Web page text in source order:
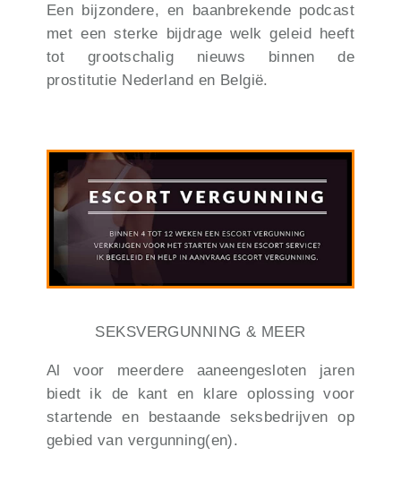
Een bijzondere, en baanbrekende podcast
met een sterke bijdrage welk geleid heeft
tot grootschalig nieuws binnen de
prostitutie Nederland en België.
SEKSVERGUNNING & MEER
Al voor meerdere aaneengesloten jaren
biedt ik de kant en klare oplossing voor
startende en bestaande seksbedrijven op
gebied van vergunning(en).